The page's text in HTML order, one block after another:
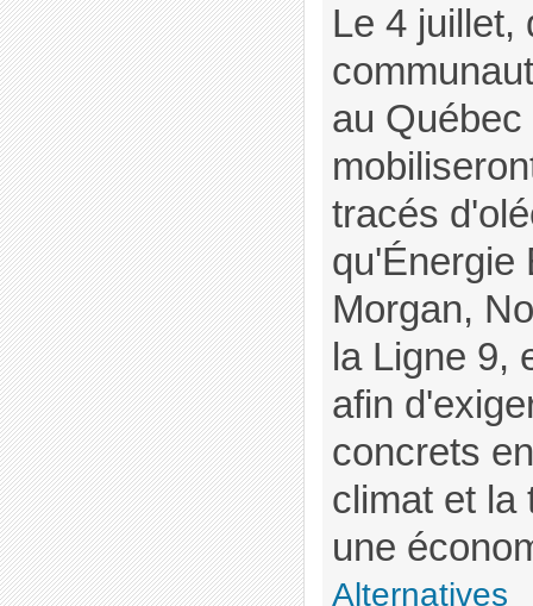
Le 4 juillet,
au
tracés
qu'Énergie
Morgan,
la Ligne 9,
afin
concrets
climat et la
une
Alternatives